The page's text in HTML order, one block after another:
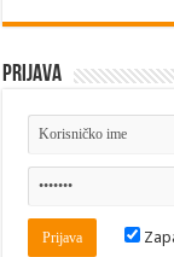
Prijava